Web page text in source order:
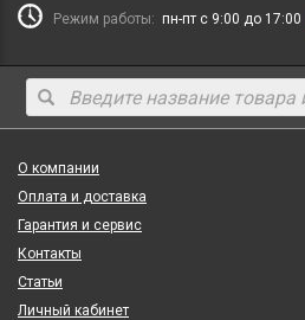
Режим работы: пн-пт с 9:00 до 17:00
О компании
Оплата и доставка
Гарантия и сервис
Контакты
Статьи
Личный кабинет